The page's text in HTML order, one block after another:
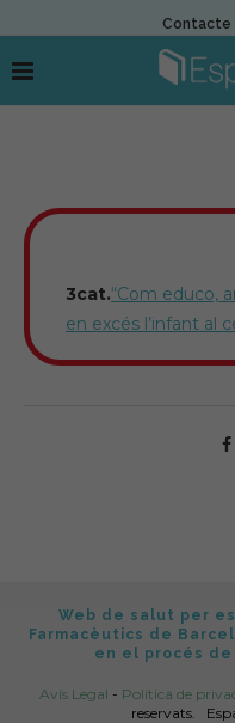
Contacte
3cat.“Com educo,
en excés l’infant al
Web de salut per
Farmacèutics de
en el procés
Avís Legal - Política de
reservats.